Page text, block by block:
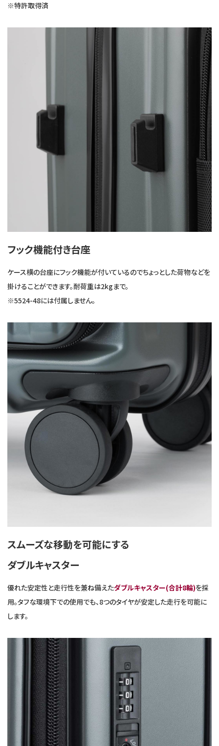
※特許取得済
フック機能付き台座
ケース横の台座にフック機能が付いているのでちょっとした荷物などを
掛けることができます。耐荷重は2kgまで。
※5524-48には付属しません。
スムーズな移動を可能にする
ダブルキャスター
優れた安定性と走行性を兼ね備えたダブルキャスター(合計8輪)を採
用。タフな環境下での使用でも、8つのタイヤが安定した走行を可能に
します。